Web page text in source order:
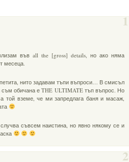
1
във all the [gross] details, но ако няма
месеца.
нито задавам тъпи въпроси… В смисъл
съм обичана е THE ULTIMATE тъп въпрос. Но
той вземе, че ми запредлага баня и масаж,
съвсем наистина, но явно някому се и
2